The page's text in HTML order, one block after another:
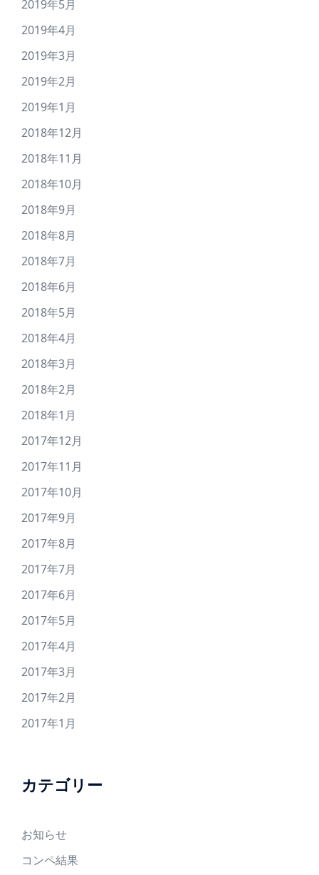
2019年5月
2019年4月
2019年3月
2019年2月
2019年1月
2018年12月
2018年11月
2018年10月
2018年9月
2018年8月
2018年7月
2018年6月
2018年5月
2018年4月
2018年3月
2018年2月
2018年1月
2017年12月
2017年11月
2017年10月
2017年9月
2017年8月
2017年7月
2017年6月
2017年5月
2017年4月
2017年3月
2017年2月
2017年1月
カテゴリー
お知らせ
コンペ結果